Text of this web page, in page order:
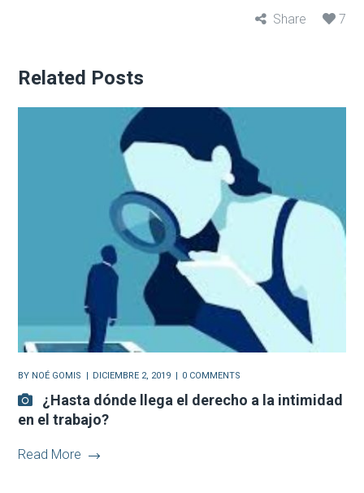
Share 7
Related Posts
BY NOÉ GOMIS DICIEMBRE 2, 2019 0 COMMENTS
¿Hasta dónde llega el derecho a la intimidad
en el trabajo?
Read More